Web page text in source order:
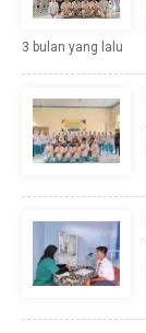
3 bulan yang lalu